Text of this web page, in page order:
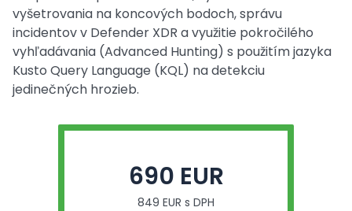
vyšetrovania na koncových bodoch, správu
incidentov v Defender XDR a využitie pokročilého
vyhľadávania (Advanced Hunting) s použitím jazyka
Kusto Query Language (KQL) na detekciu
jedinečných hrozieb.
690 EUR
849 EUR s DPH